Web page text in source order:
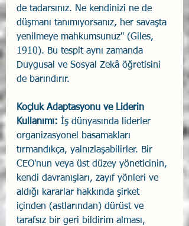
de tadarsınız. Ne kendinizi ne de
düşmanı tanımıyorsanız, her savaşta
yenilmeye mahkumsunuz" (Giles,
1910). Bu tespit aynı zamanda
Duygusal ve Sosyal Zekâ öğretisini
de barındırır.
Koçluk Adaptasyonu ve Liderin
Kullanımı: İş dünyasında liderler
organizasyonel basamakları
tırmandıkça, yalnızlaşabilirler. Bir
CEO'nun veya üst düzey yöneticinin,
kendi davranışları, zayıf yönleri ve
aldığı kararlar hakkında şirket
içinden (astlarından) dürüst ve
tarafsız bir geri bildirim alması,